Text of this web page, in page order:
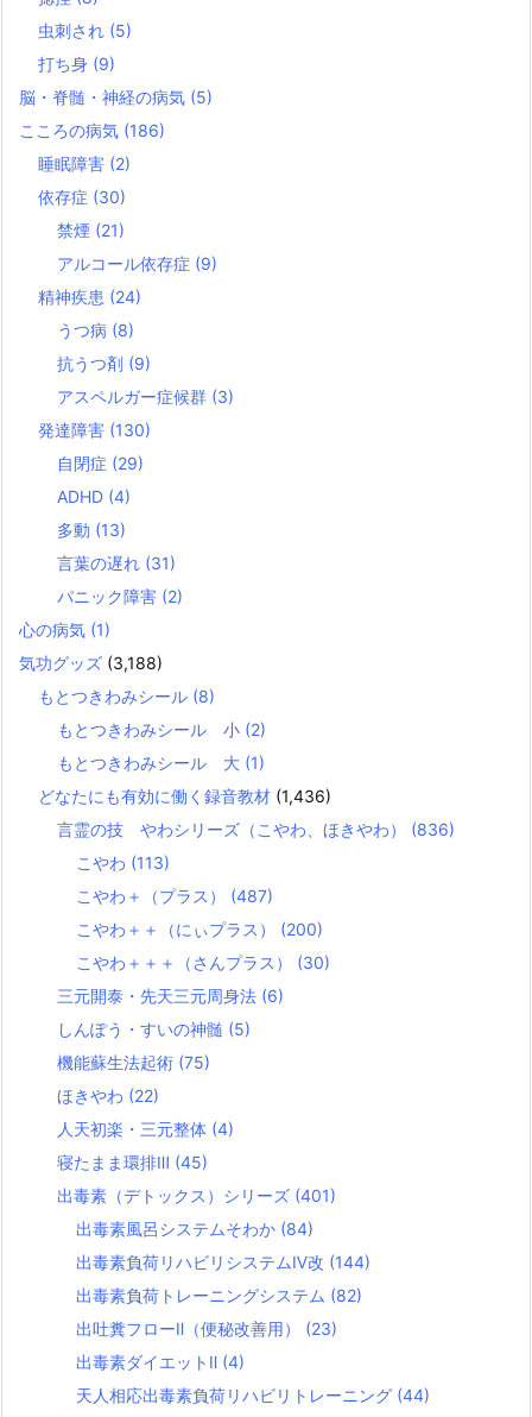
虫刺され (5)
打ち身 (9)
脳・脊髄・神経の病気 (5)
こころの病気 (186)
睡眠障害 (2)
依存症 (30)
禁煙 (21)
アルコール依存症 (9)
精神疾患 (24)
うつ病 (8)
抗うつ剤 (9)
アスペルガー症候群 (3)
発達障害 (130)
自閉症 (29)
ADHD (4)
多動 (13)
言葉の遅れ (31)
パニック障害 (2)
心の病気 (1)
気功グッズ (3,188)
もとつきわみシール (8)
もとつきわみシール 小 (2)
もとつきわみシール 大 (1)
どなたにも有効に働く録音教材 (1,436)
言霊の技 やわシリーズ（こやわ、ほきやわ） (836)
こやわ (113)
こやわ＋（プラス） (487)
こやわ＋＋（にぃプラス） (200)
こやわ＋＋＋（さんプラス） (30)
三元開泰・先天三元周身法 (6)
しんぽう・すいの神髄 (5)
機能蘇生法起術 (75)
ほきやわ (22)
人天初楽・三元整体 (4)
寝たまま環排Ⅲ (45)
出毒素（デトックス）シリーズ (401)
出毒素風呂システムそわか (84)
出毒素負荷リハビリシステムⅣ改 (144)
出毒素負荷トレーニングシステム (82)
出吐糞フローⅡ（便秘改善用） (23)
出毒素ダイエットⅡ (4)
天人相応出毒素負荷リハビリトレーニング (44)